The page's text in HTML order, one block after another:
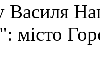
Василя
місто